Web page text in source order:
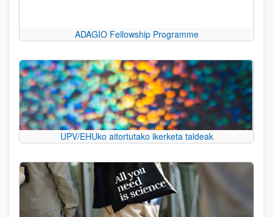
ADAGIO Fellowship Programme
UPV/EHUko aitortutako ikerketa taldeak